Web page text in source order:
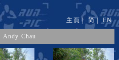
Andy Chau
主頁 | 简| EN